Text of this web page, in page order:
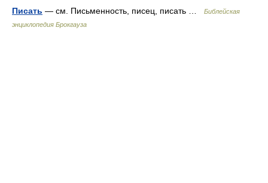
Писать — см. Письменность, писец, писать …
Библейская
энциклопедия Брокгауза